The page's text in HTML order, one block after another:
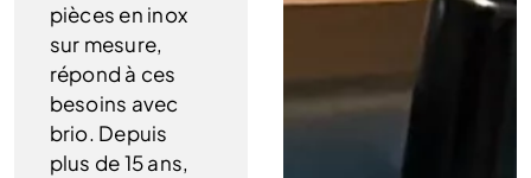
pièces en inox
sur mesure,
répond à ces
besoins avec
brio. Depuis
plus de 15 ans,